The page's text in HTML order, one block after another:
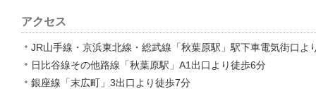
アクセス
JR山手線・京浜東北線・総武線「秋葉原駅」駅下車電気街口よ
日比谷線その他路線「秋葉原駅」A1出口より徒歩6分
銀座線「末広町」3出口より徒歩7分